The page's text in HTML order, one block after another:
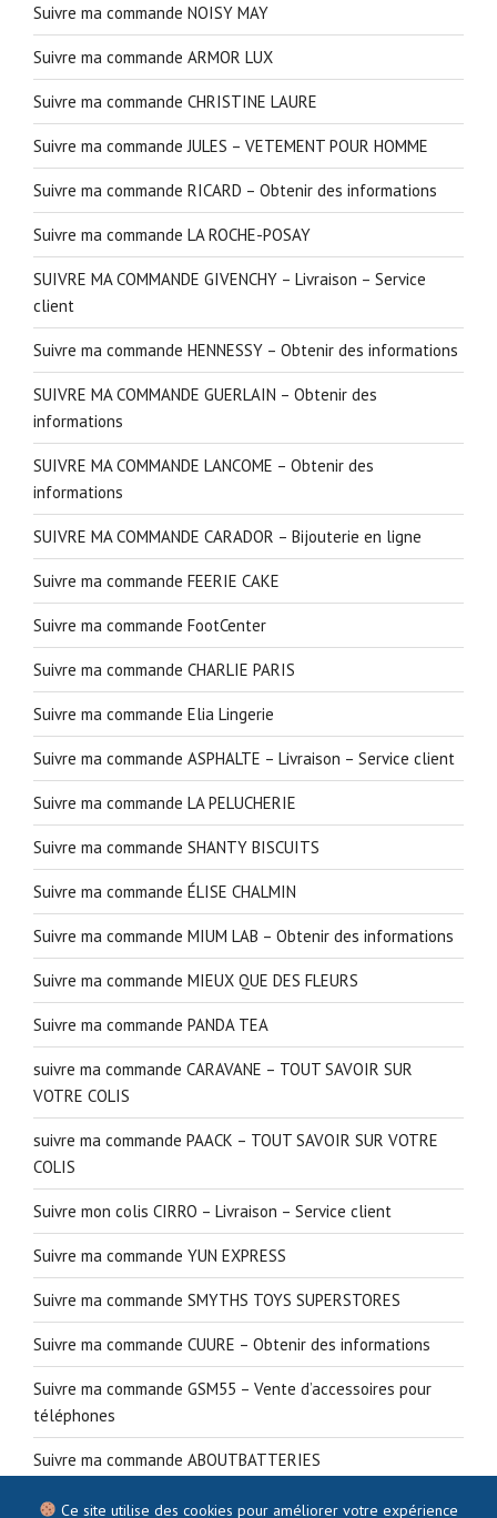
Suivre ma commande NOISY MAY
Suivre ma commande ARMOR LUX
Suivre ma commande CHRISTINE LAURE
Suivre ma commande JULES – VETEMENT POUR HOMME
Suivre ma commande RICARD – Obtenir des informations
Suivre ma commande LA ROCHE-POSAY
SUIVRE MA COMMANDE GIVENCHY – Livraison – Service
client
Suivre ma commande HENNESSY – Obtenir des informations
SUIVRE MA COMMANDE GUERLAIN – Obtenir des
informations
SUIVRE MA COMMANDE LANCOME – Obtenir des
informations
SUIVRE MA COMMANDE CARADOR – Bijouterie en ligne
Suivre ma commande FEERIE CAKE
Suivre ma commande FootCenter
Suivre ma commande CHARLIE PARIS
Suivre ma commande Elia Lingerie
Suivre ma commande ASPHALTE – Livraison – Service client
Suivre ma commande LA PELUCHERIE
Suivre ma commande SHANTY BISCUITS
Suivre ma commande ÉLISE CHALMIN
Suivre ma commande MIUM LAB – Obtenir des informations
Suivre ma commande MIEUX QUE DES FLEURS
Suivre ma commande PANDA TEA
suivre ma commande CARAVANE – TOUT SAVOIR SUR
VOTRE COLIS
suivre ma commande PAACK – TOUT SAVOIR SUR VOTRE
COLIS
Suivre mon colis CIRRO – Livraison – Service client
Suivre ma commande YUN EXPRESS
Suivre ma commande SMYTHS TOYS SUPERSTORES
Suivre ma commande CUURE – Obtenir des informations
Suivre ma commande GSM55 – Vente d’accessoires pour
téléphones
Suivre ma commande ABOUTBATTERIES
Ce site utilise des cookies pour améliorer votre expérience